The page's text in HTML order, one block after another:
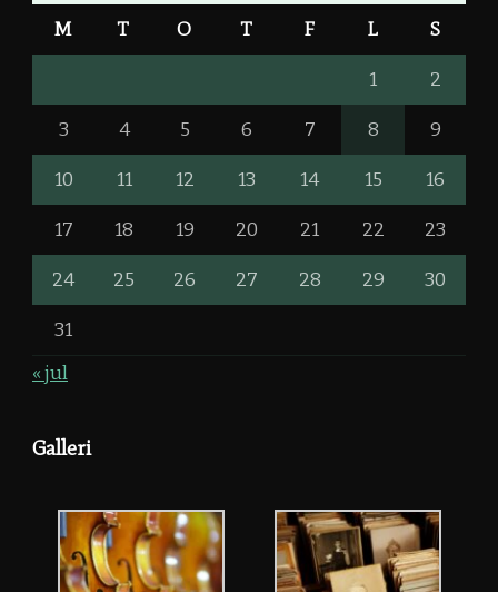
M T O T F L S
1 2
3 4 5 6 7 8 9
10 11 12 13 14 15 16
17 18 19 20 21 22 23
24 25 26 27 28 29 30
31
« jul
Galleri